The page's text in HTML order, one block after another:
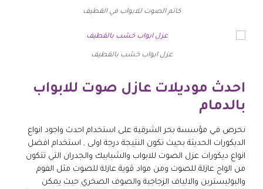
كاتم الصوت للابواب في القطيف
عزل ابواب خشب بالقطيف
احدث موديلات عازل صوت للابواب
بالدمام
نحرص في مؤسسة بحر الشرقية على استخدام احدث واجود انواع
الديكورات الحديثة بحيث تكون النتيجة درجة اولى , استخدام افضل
انواع ديكورات عزل الصوت للابواب والشبابيك والجدران التي تتكون
من الواح عازلة للصوت ومن مواد قوية عازلة للصوت مثل الفوم
والبوليسترين والالياف الزجاجية والصوف الصخري حيث يمكن